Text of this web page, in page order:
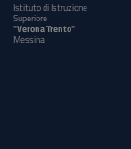
Istituto di Istruzione
Superiore
"Verona Trento"
Messina